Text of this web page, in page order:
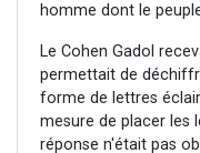
homme dont le
Le Cohen Gadol
permettait de
forme de lettres
mesure de placer les
réponse n'était pas